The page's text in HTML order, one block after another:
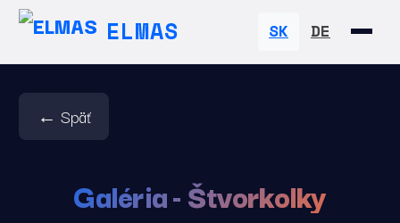
ELMAS SK DE
← Späť
Galéria - Štvorkolky